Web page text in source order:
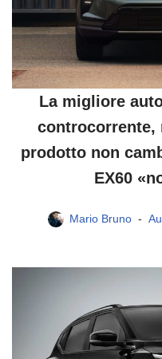
La migliore
controcorrente,
prodotto non
EX60
Mario Bruno